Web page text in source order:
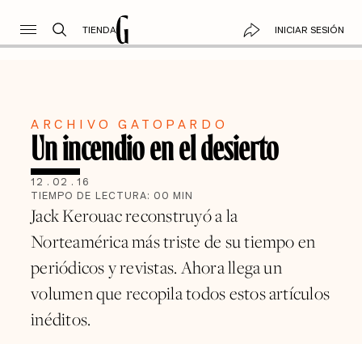
TIENDA INICIAR SESIÓN
ARCHIVO GATOPARDO
Un incendio en el desierto
12 . 02 . 16
TIEMPO DE LECTURA: 00 MIN
Jack Kerouac reconstruyó a la
Norteamérica más triste de su tiempo en
periódicos y revistas. Ahora llega un
volumen que recopila todos estos artículos
inéditos.